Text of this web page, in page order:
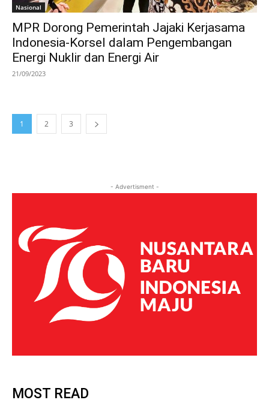
Nasional
MPR Dorong Pemerintah Jajaki Kerjasama
Indonesia-Korsel dalam Pengembangan
Energi Nuklir dan Energi Air
21/09/2023
1 2 3
- Advertisment -
MOST READ